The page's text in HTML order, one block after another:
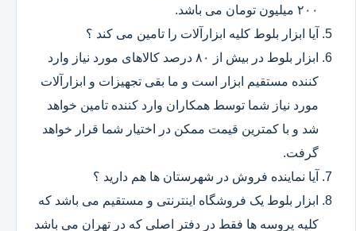
۲۰۰ میلیون تومان می باشد.
آیا ابزار بلوط کلیه ابزارآلات را تامین می کند ؟
ابزار بلوط در بیش از ۸۰ درصد کالاهای مورد نیاز وارد
کننده مستقیم ابزار است و ما بقی تجهیزات و ابزارآلات
مورد نیاز شما توسط همکاران وارد کننده تامین خواهد
شد و با کمترین قیمت ممکن در اختیار شما قرار خواهد
گرفت.
آیا نماینده فروش در شهرستان ها هم دارید ؟
ابزار بلوط یک فروشگاه اینترنتی و مستقیم می باشد که
کلیه پروسه ها فقط در دفتر اصلی که در تهران می باشد